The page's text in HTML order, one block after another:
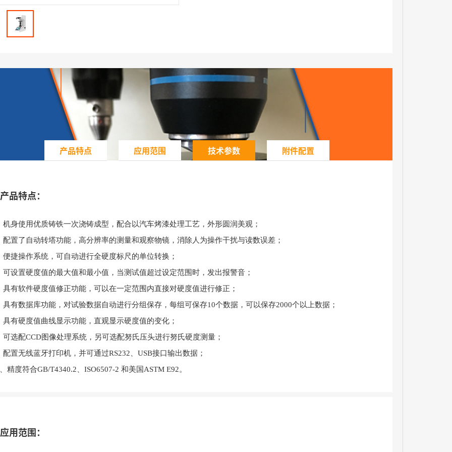
产品特点 应用范围 技术参数 附件配置
产品特点：
机身使用优质铸铁一次浇铸成型，配合以汽车烤漆处理工艺，外形圆润美观；
配置了自动转塔功能，高分辨率的测量和观察物镜，消除人为操作干扰与读数误差；
便捷操作系统，可自动进行全硬度标尺的单位转换；
可设置硬度值的最大值和最小值，当测试值超过设定范围时，发出报警音；
具有软件硬度值修正功能，可以在一定范围内直接对硬度值进行修正；
具有数据库功能，对试验数据自动进行分组保存，每组可保存10个数据，可以保存2000个以上数据；
具有硬度值曲线显示功能，直观显示硬度值的变化；
可选配CCD图像处理系统，另可选配努氏压头进行努氏硬度测量；
配置无线蓝牙打印机，并可通过RS232、USB接口输出数据；
精度符合GB/T4340.2、ISO6507-2 和美国ASTM E92。
应用范围：